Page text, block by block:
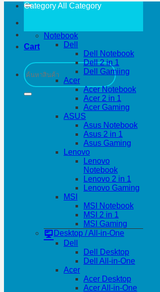
Cart
Search
for:
Category All Category
Notebook
Dell
Dell Notebook
Dell 2 in 1
Dell Gamiing
Acer
Acer Notebook
Acer 2 in 1
Acer Gaming
ASUS
Asus Notebook
Asus 2 in 1
Asus Gaming
Lenovo
Lenovo
Notebook
Lenovo 2 in 1
Lenovo Gaming
MSI
MSI Notebook
MSI 2 in 1
MSI Gaming
Desktop / All-in-One
Dell
Dell Desktop
Dell All-in-One
Acer
Acer Desktop
Acer All-in-One